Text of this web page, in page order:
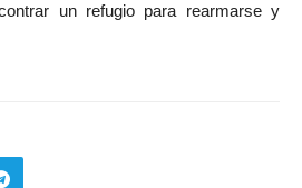
un refugio para rearmarse y